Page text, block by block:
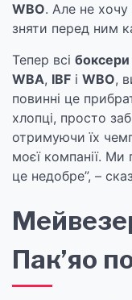
WBO. Але не хочу
зняти перед ним
Тепер всі боксери
WBA, IBF і WBO,
повинні це
хлопці, просто
отримуючи їх
моєї компанії.
це недобре”, –
Пак’яо